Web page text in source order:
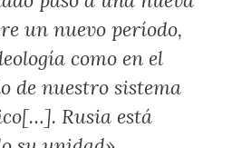
un nuevo período,
como en el
de nuestro sistema
Rusia está